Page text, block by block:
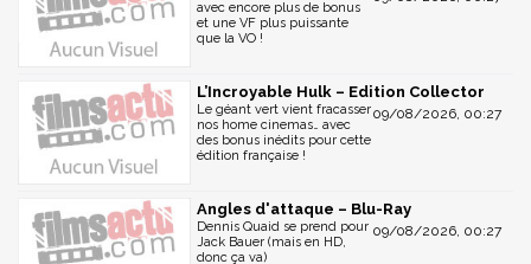
avec encore plus de bonus
et une VF plus puissante
que la VO !
L’Incroyable Hulk – Edition Collector
09/08/2026, 00:27
Le géant vert vient fracasser
nos home cinemas… avec
des bonus inédits pour cette
édition française !
Angles d'attaque – Blu-Ray
09/08/2026, 00:27
Dennis Quaid se prend pour
Jack Bauer (mais en HD,
donc ça va)